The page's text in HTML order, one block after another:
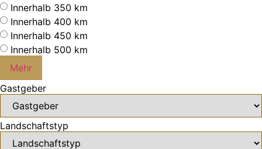
Innerhalb 350 km
Innerhalb 400 km
Innerhalb 450 km
Innerhalb 500 km
Mehr
Gastgeber
Landschaftstyp